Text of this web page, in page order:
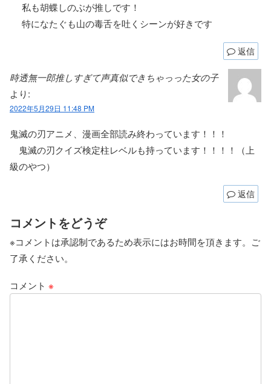
私も胡蝶しのぶが推しです！
特になたぐも山の毒舌を吐くシーンが好きです
返信
時透無一郎推しすぎて声真似できちゃっった女の子
より:
2022年5月29日 11:48 PM
鬼滅の刃アニメ、漫画全部読み終わっています！！！
鬼滅の刃クイズ検定柱レベルも持っています！！！！（上
級のやつ）
返信
コメントをどうぞ
※コメントは承認制であるため表示にはお時間を頂きます。ご
了承ください。
コメント ※